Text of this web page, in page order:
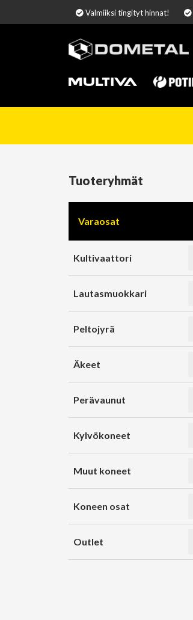
Valmiiksi tingityt hinnat!
Tuoteryhmät
Varaosat
Kultivaattori
Lautasmuokkari
Peltojyrä
Äkeet
Perävaunut
Kylvökoneet
Muut koneet
Koneen osat
Outlet